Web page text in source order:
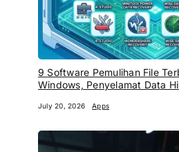
9 Software Pemulihan File
Windows, Penyelamat Data
July 20, 2026 Apps